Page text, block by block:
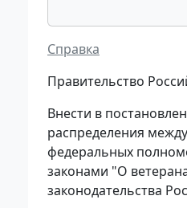
Справка
Правительство
Внести в
распределения
федеральных
законами "О
законодательства